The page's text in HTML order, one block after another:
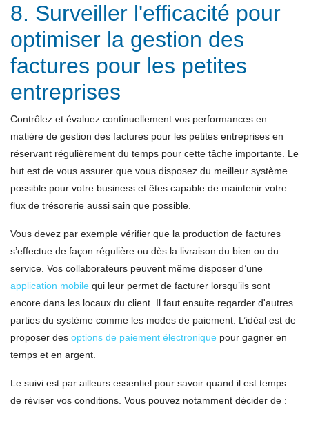
8. Surveiller l'efficacité pour
optimiser la gestion des
factures pour les petites
entreprises
Contrôlez et évaluez continuellement vos performances en
matière de gestion des factures pour les petites entreprises en
réservant régulièrement du temps pour cette tâche importante. Le
but est de vous assurer que vous disposez du meilleur système
possible pour votre business et êtes capable de maintenir votre
flux de trésorerie aussi sain que possible.
Vous devez par exemple vérifier que la production de factures
s’effectue de façon régulière ou dès la livraison du bien ou du
service. Vos collaborateurs peuvent même disposer d’une
application mobile qui leur permet de facturer lorsqu’ils sont
encore dans les locaux du client. Il faut ensuite regarder d'autres
parties du système comme les modes de paiement. L’idéal est de
proposer des options de paiement électronique pour gagner en
temps et en argent.
Le suivi est par ailleurs essentiel pour savoir quand il est temps
de réviser vos conditions. Vous pouvez notamment décider de :